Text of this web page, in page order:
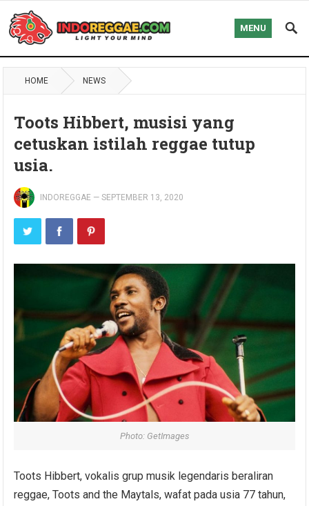
MENU
HOME NEWS
Toots Hibbert, musisi yang
cetuskan istilah reggae tutup
usia.
INDOREGGAE —SEPTEMBER 13, 2020
Photo: GetImages
Toots Hibbert, vokalis grup musik legendaris beraliran
reggae, Toots and the Maytals, wafat pada usia 77 tahun,